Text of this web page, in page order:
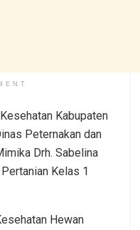
Kabupaten
Peternakan dan
Drh. Sabelina
Kelas 1
Hewan